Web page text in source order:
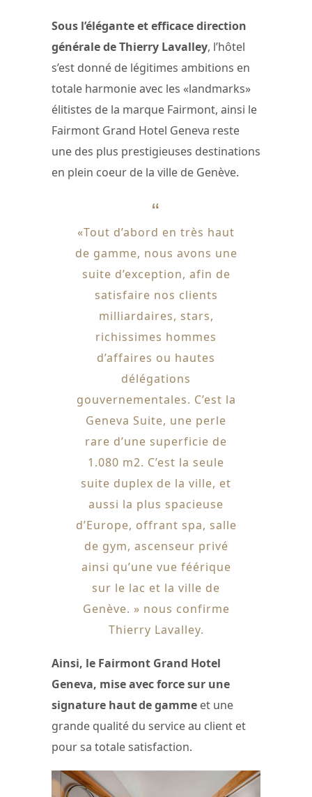
Sous l’élégante et efficace direction
générale de Thierry Lavalley, l’hôtel
s’est donné de légitimes ambitions en
totale harmonie avec les «landmarks»
élitistes de la marque Fairmont, ainsi le
Fairmont Grand Hotel Geneva reste
une des plus prestigieuses destinations
en plein coeur de la ville de Genève.
«Tout d’abord en très haut
de gamme, nous avons une
suite d’exception, afin de
satisfaire nos clients
milliardaires, stars,
richissimes hommes
d’affaires ou hautes
délégations
gouvernementales. C’est la
Geneva Suite, une perle
rare d’une superficie de
1.080 m2. C’est la seule
suite duplex de la ville, et
aussi la plus spacieuse
d’Europe, offrant spa, salle
de gym, ascenseur privé
ainsi qu’une vue féérique
sur le lac et la ville de
Genève. » nous confirme
Thierry Lavalley.
Ainsi, le Fairmont Grand Hotel
Geneva, mise avec force sur une
signature haut de gamme et une
grande qualité du service au client et
pour sa totale satisfaction.